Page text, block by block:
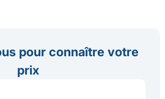
pour connaître votre
prix